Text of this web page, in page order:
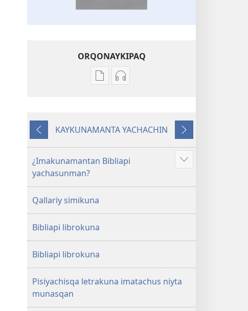
ORQONAYKIPAQ
Kaypi
Pacha
Kaypin
Mosoq
Biblia
Kutiy
KAYKUNAMANTA YACHACHIN
Qatimuq
¿Imakunamantan Bibliapi
yachasunman?
Mostrar
Qallariy simikuna
Bibliapi librokuna
Bibliapi librokuna
Pisiyachisqa letrakuna imatachus niyta
munasqan